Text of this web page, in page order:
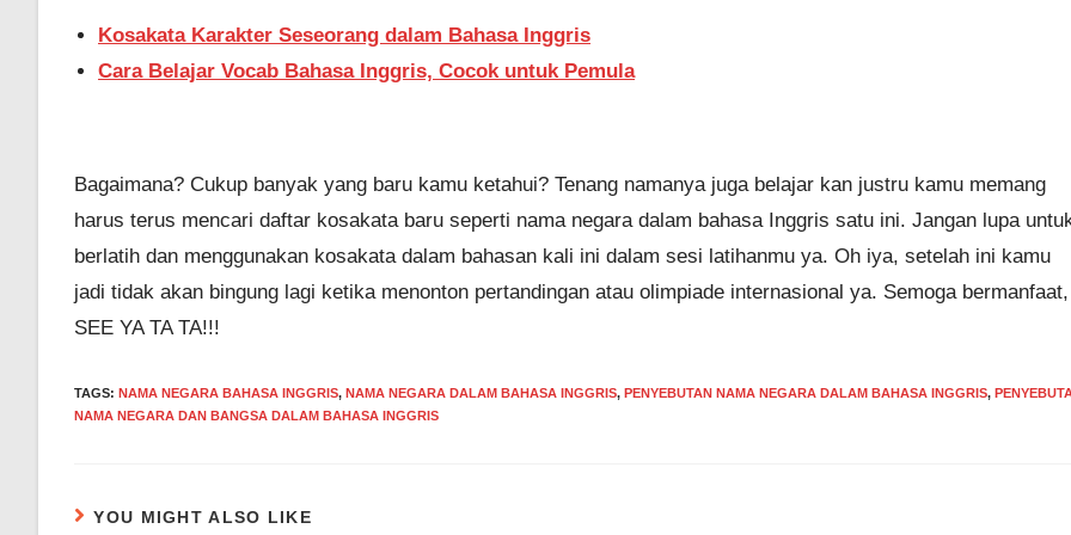
Kosakata Karakter Seseorang dalam Bahasa Inggris
Cara Belajar Vocab Bahasa Inggris, Cocok untuk Pemula
Bagaimana? Cukup banyak yang baru kamu ketahui? Tenang namanya juga belajar kan justru kamu memang
harus terus mencari daftar kosakata baru seperti nama negara dalam bahasa Inggris satu ini. Jangan lupa
berlatih dan menggunakan kosakata dalam bahasan kali ini dalam sesi latihanmu ya. Oh iya, setelah ini kamu
jadi tidak akan bingung lagi ketika menonton pertandingan atau olimpiade internasional ya. Semoga bermanfaat,
SEE YA TA TA!!!
TAGS: NAMA NEGARA BAHASA INGGRIS, NAMA NEGARA DALAM BAHASA INGGRIS, PENYEBUTAN NAMA NEGARA DALAM BAHASA INGGRIS,
NAMA NEGARA DAN BANGSA DALAM BAHASA INGGRIS
YOU MIGHT ALSO LIKE